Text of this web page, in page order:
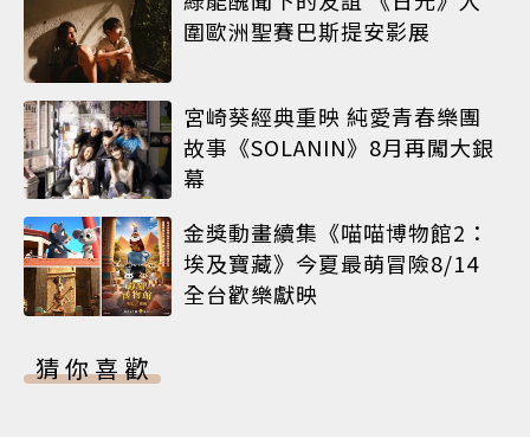
圍歐洲聖賽巴斯提安影展
宮崎葵經典重映 純愛青春樂團
故事《SOLANIN》8月再闖大銀
幕
金獎動畫續集《喵喵博物館2：
埃及寶藏》今夏最萌冒險8/14
全台歡樂獻映
猜你喜歡